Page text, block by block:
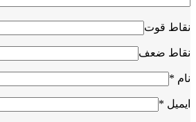
نقاط قوت
نقاط ضعف
نام *
ایمیل *